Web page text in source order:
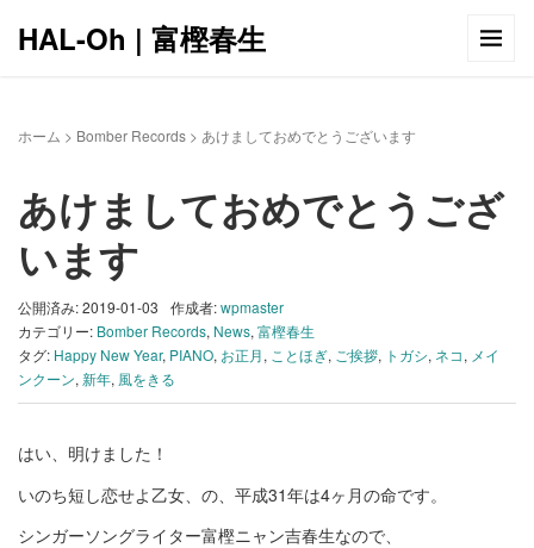
HAL-Oh | 富樫春生
ホーム > Bomber Records > あけましておめでとうございます
あけましておめでとうござ
います
公開済み: 2019-01-03 作成者:wpmaster
カテゴリー: Bomber Records, News, 富樫春生
タグ: Happy New Year, PIANO, お正月, ことほぎ, ご挨拶, トガシ, ネコ, メイ
ンクーン, 新年, 風をきる
はい、明けました！
いのち短し恋せよ乙女、の、平成31年は4ヶ月の命です。
シンガーソングライター富樫ニャン吉春生なので、